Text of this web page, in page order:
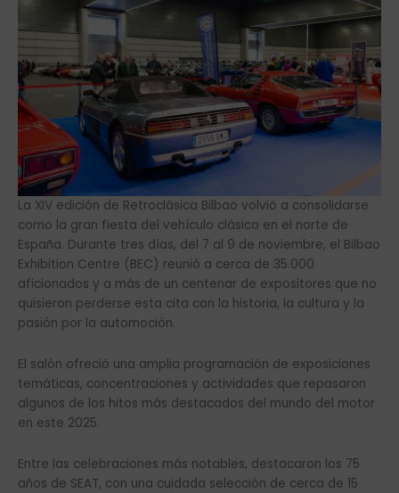
La XIV edición de Retroclásica Bilbao volvió a consolidarse
como la gran fiesta del vehículo clásico en el norte de
España. Durante tres días, del 7 al 9 de noviembre, el Bilbao
Exhibition Centre (BEC) reunió a cerca de 35.000
aficionados y a más de un centenar de expositores que no
quisieron perderse esta cita con la historia, la cultura y la
pasión por la automoción.
El salón ofreció una amplia programación de exposiciones
temáticas, concentraciones y actividades que repasaron
algunos de los hitos más destacados del mundo del motor
en este 2025.
Entre las celebraciones más notables, destacaron los 75
años de SEAT, con una cuidada selección de cerca de 15